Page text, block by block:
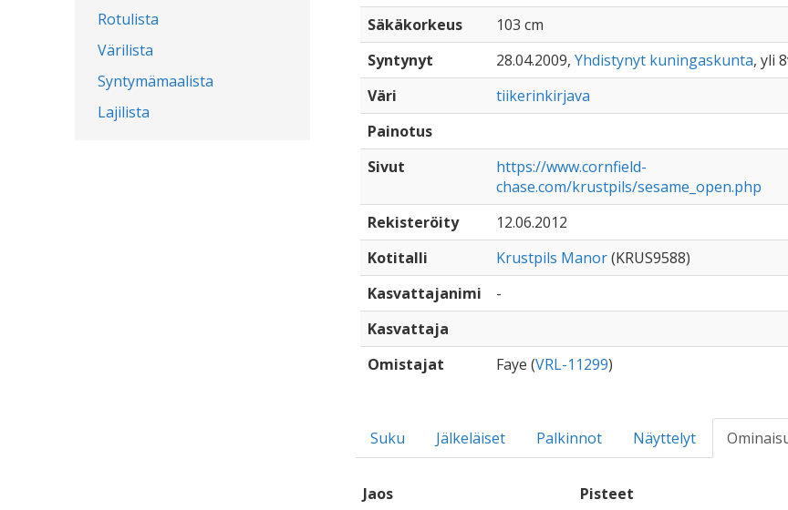
Rotulista
Värilista
Syntymämaalista
Lajilista
Säkäkorkeus
103 cm
Syntynyt
28.04.2009, Yhdistynyt kuningaskunta, yli
Väri
tiikerinkirjava
Painotus
Sivut
https://www.cornfield-
chase.com/krustpils/sesame_open.php
Rekisteröity
12.06.2012
Kotitalli
Krustpils Manor(KRUS9588)
Kasvattajanimi
-
Kasvattaja
Omistajat
Faye (VRL-11299)
Suku Jälkeläiset Palkinnot Näyttelyt
Jaos Pisteet